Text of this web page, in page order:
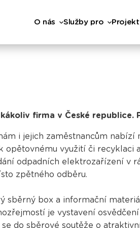
O nás Služby pro
firma v České
i jejich zaměstnancům nabízí
využití či recyklaci
odpadních elektrozařízení v
zpětného odběru.
sběrný box a informační
je vystavení
do sběrové soutěže o